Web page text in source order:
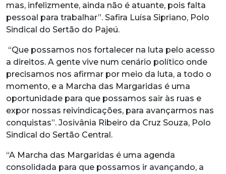
mas, infelizmente, ainda não é atuante, pois falta
pessoal para trabalhar”. Safira Luísa Sipriano, Polo
Sindical do Sertão do Pajeú.
“Que possamos nos fortalecer na luta pelo acesso
a direitos. A gente vive num cenário político onde
precisamos nos afirmar por meio da luta, a todo o
momento, e a Marcha das Margaridas é uma
oportunidade para que possamos sair às ruas e
expor nossas reivindicações, para avançarmos nas
conquistas”. Josivânia Ribeiro da Cruz Souza, Polo
Sindical do Sertão Central.
“A Marcha das Margaridas é uma agenda
consolidada para que possamos ir avançando, a